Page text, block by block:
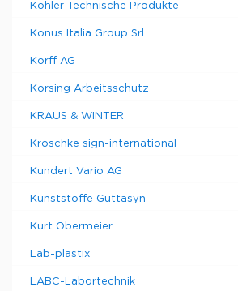
Kohler Technische Produkte
Konus Italia Group Srl
Korff AG
Korsing Arbeitsschutz
KRAUS & WINTER
Kroschke sign-international
Kundert Vario AG
Kunststoffe Guttasyn
Kurt Obermeier
Lab-plastix
LABC-Labortechnik